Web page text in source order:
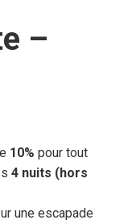
–
10% pour tout
4 nuits (hors
une escapade